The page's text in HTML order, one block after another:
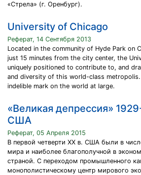
«Стрела» (г. Оренбург).
University of Chicago
Реферат, 14 Сентября 2013
Located in the community of Hyde Park on
just 15 minutes from the city center, the
uniquely positioned to contribute to, and
and diversity of this world-class metropolis.
indelible mark on the world at large.
«Великая депрессия»
США
Реферат, 05 Апреля 2015
В первой четверти XX в. США были в
мира и наиболее благополучной в
страной. С переходом промышленного
монополистическому центр мирового